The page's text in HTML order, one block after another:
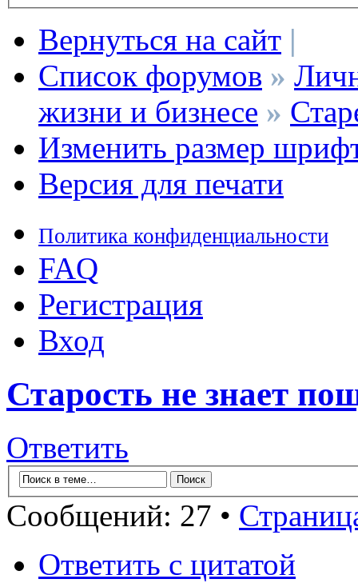
Вернуться на сайт |
Список форумов »
жизни и бизнесе »
Изменить размер
Версия для печати
Политика конфиденциальности
FAQ
Регистрация
Вход
Старость не знает
Ответить
Сообщений: 27 •
Ответить с цитатой